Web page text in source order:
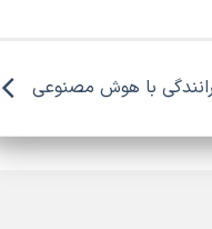
با هوش مصنوعی